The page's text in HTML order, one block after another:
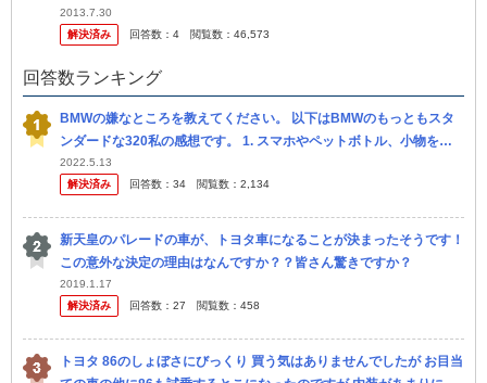
か？ 月にいくらくらい給料をもらっていれば維持できますか？ 回答
お願...
2013.7.30
解決済み
回答数： 4 閲覧数： 46,573
回答数ランキング
BMWの嫌なところを教えてください。 以下はBMWのもっともスタ
ンダードな320私の感想です。 1. スマホやペットボトル、小物を置
くスペースが極端に少なく狭い。 もちろんバイザーにカード入れ...
2022.5.13
解決済み
回答数： 34 閲覧数： 2,134
新天皇のパレードの車が、トヨタ車になることが決まったそうです！
この意外な決定の理由はなんですか？？皆さん驚きですか？
2019.1.17
解決済み
回答数： 27 閲覧数： 458
トヨタ 86のしょぼさにびっくり 買う気はありませんでしたが お目当